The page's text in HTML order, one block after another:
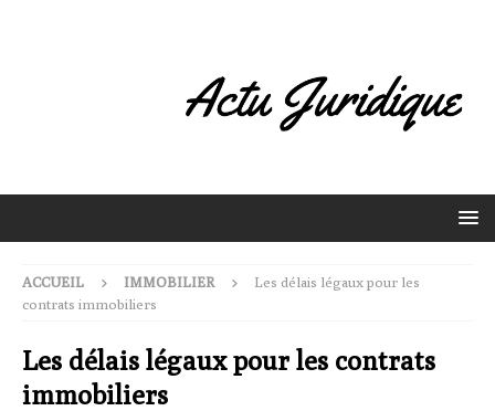
ACCUEIL IMMOBILIER
Les délais légaux pour les
contrats immobiliers
Les délais légaux pour les contrats
immobiliers